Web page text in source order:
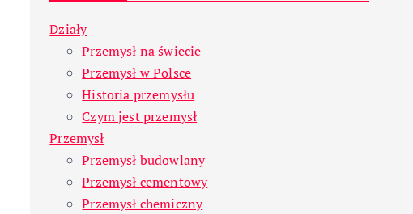
Działy
Przemysł na świecie
Przemysł w Polsce
Historia przemysłu
Czym jest przemysł
Przemysł
Przemysł budowlany
Przemysł cementowy
Przemysł chemiczny